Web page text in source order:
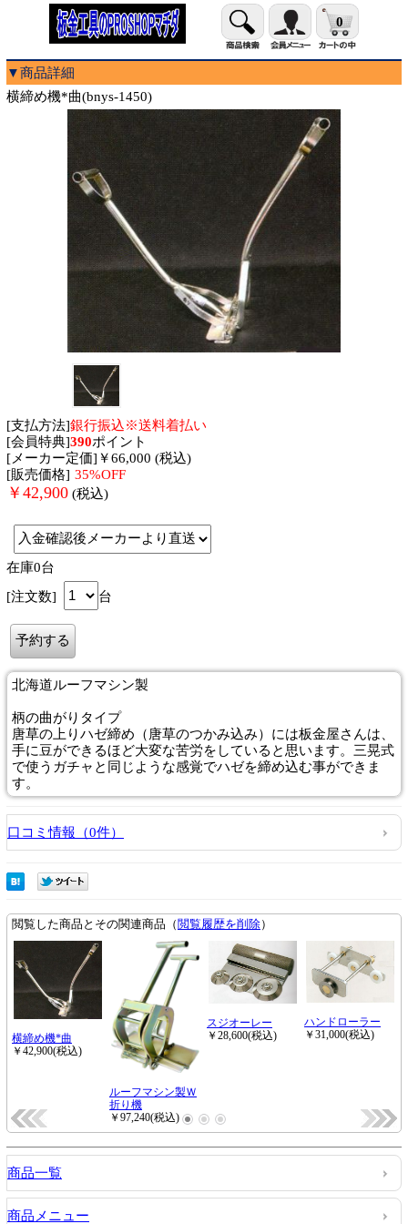
0
▼商品詳細
横締め機*曲(bnys-1450)
[支払方法]銀行振込※送料着払い
[会員特典]390ポイント
[メーカー定価]￥66,000 (税込)
[販売価格] 35%OFF
￥ 42,900 (税込)
在庫0台
[注文数]
台
北海道ルーフマシン製
柄の曲がりタイプ
唐草の上りハゼ締め（唐草のつかみ込み）には板金屋さんは、
手に豆ができるほど大変な苦労をしていると思います。三晃式
で使うガチャと同じような感覚でハゼを締め込む事ができま
す。
口コミ情報（0件）
商品一覧
商品メニュー